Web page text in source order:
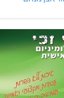
אבן מנחם